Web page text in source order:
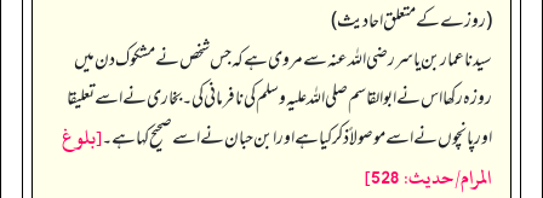
(روزے کے متعلق احادیث)
سیدنا عمار بن یاسر رضی اللہ عنہ سے مروی ہے کہ جس شخص نے مشکوک دن میں
روزہ رکھا اس نے ابوالقاسم صلی اللہ علیہ وسلم کی نافرمانی کی۔ بخاری نے اسے تعلیقا
اور پانچوں نے اسے موصولاً ذکر کیا ہے اور ابن حبان نے اسے صحیح کہا ہے۔[بلوغ
المرام/حدیث: 528]